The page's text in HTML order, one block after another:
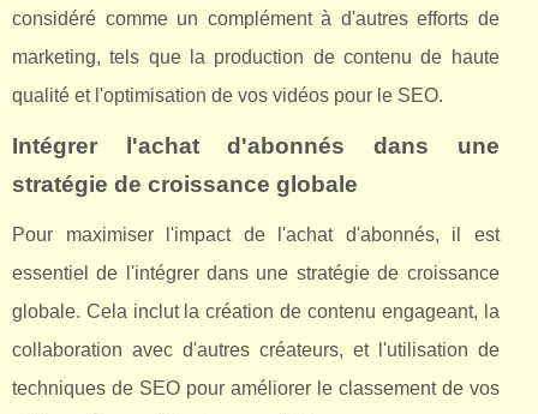
considéré comme un complément à d'autres efforts de
marketing, tels que la production de contenu de haute
qualité et l'optimisation de vos vidéos pour le SEO.
Intégrer l'achat d'abonnés dans une
stratégie de croissance globale
Pour maximiser l'impact de l'achat d'abonnés, il est
essentiel de l'intégrer dans une stratégie de croissance
globale. Cela inclut la création de contenu engageant, la
collaboration avec d'autres créateurs, et l'utilisation de
techniques de SEO pour améliorer le classement de vos